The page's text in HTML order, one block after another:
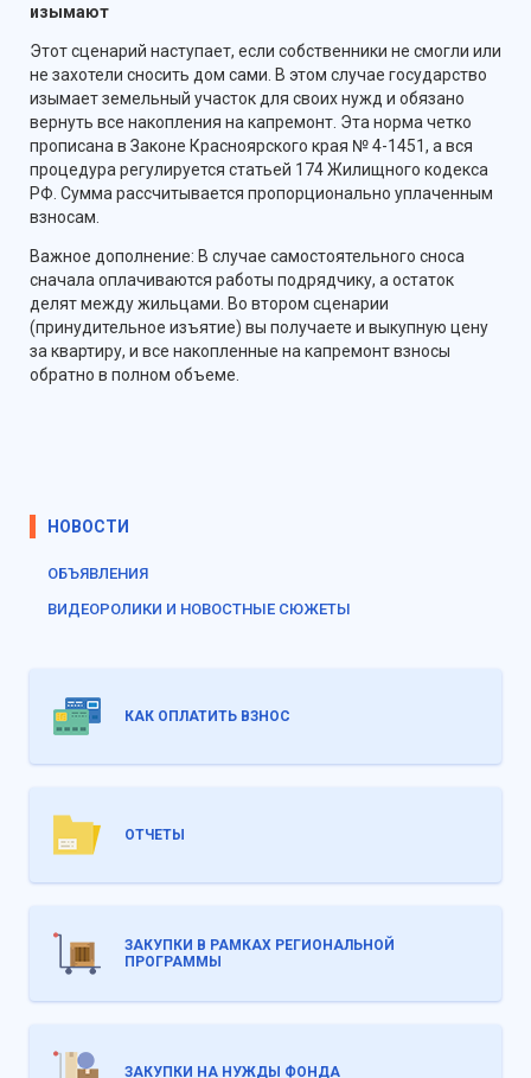
изымают
Этот сценарий наступает, если собственники не смогли или
не захотели сносить дом сами. В этом случае государство
изымает земельный участок для своих нужд и обязано
вернуть все накопления на капремонт. Эта норма четко
прописана в Законе Красноярского края № 4-1451, а вся
процедура регулируется статьей 174 Жилищного кодекса
РФ. Сумма рассчитывается пропорционально уплаченным
взносам.
Важное дополнение: В случае самостоятельного сноса
сначала оплачиваются работы подрядчику, а остаток
делят между жильцами. Во втором сценарии
(принудительное изъятие) вы получаете и выкупную цену
за квартиру, и все накопленные на капремонт взносы
обратно в полном объеме.
НОВОСТИ
ОБЪЯВЛЕНИЯ
ВИДЕОРОЛИКИ И НОВОСТНЫЕ СЮЖЕТЫ
КАК ОПЛАТИТЬ ВЗНОС
ОТЧЕТЫ
ЗАКУПКИ В РАМКАХ РЕГИОНАЛЬНОЙ
ПРОГРАММЫ
ЗАКУПКИ НА НУЖДЫ ФОНДА